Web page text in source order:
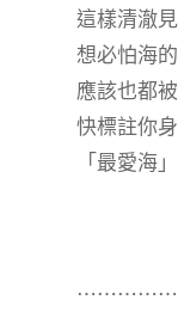
這樣清澈
想必怕海
應該也都
快標註你
「最愛海